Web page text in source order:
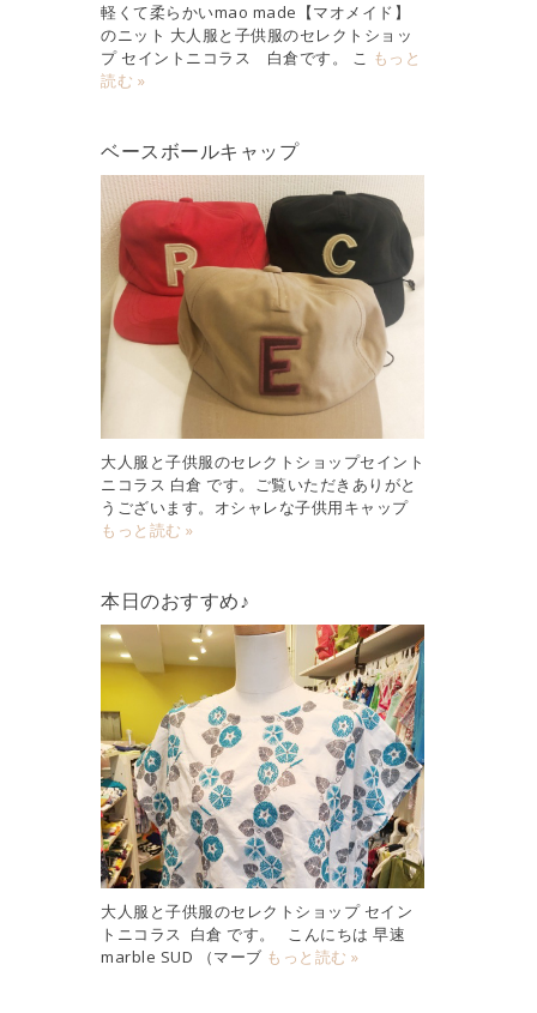
軽くて柔らかいmao made【マオメイド】
のニット 大人服と子供服のセレクトショッ
プ セイントニコラス 白倉です。 こ もっと
読む »
ベースボールキャップ
大人服と子供服のセレクトショップセイント
ニコラス 白倉 です。ご覧いただきありがと
うございます。オシャレな子供用キャップ
もっと読む »
本日のおすすめ♪
大人服と子供服のセレクトショップ セイン
トニコラス 白倉 です。 こんにちは 早速
marble SUD （マーブ もっと読む »